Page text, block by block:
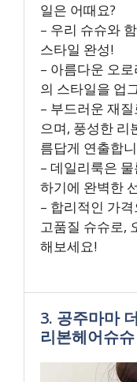
일은 어때요?
– 우리 슈슈와
스타일 완성!
– 아름다운 오
의 스타일을 업
– 부드러운 재
으며, 풍성한 리
름답게 연출합
– 데일리룩은
하기에 완벽한
– 합리적인 가
고품질 슈슈로,
해보세요!
3. 공주마마
리본헤어슈슈